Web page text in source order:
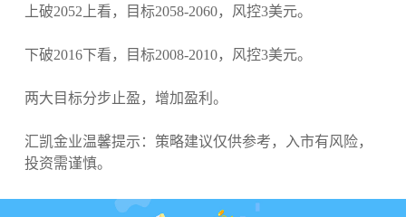
上破2052上看，目标2058-2060，风控3美元。
下破2016下看，目标2008-2010，风控3美元。
两大目标分步止盈，增加盈利。
汇凯金业温馨提示：策略建议仅供参考，入市有风险，
投资需谨慎。